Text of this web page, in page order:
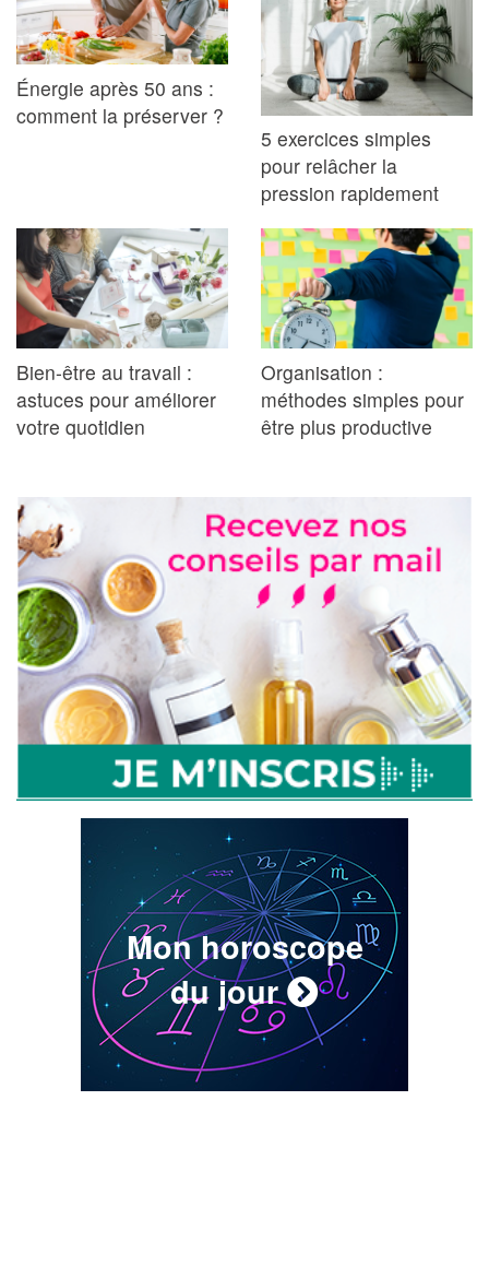
Énergie après 50 ans :
comment la préserver ?
5 exercices simples
pour relâcher la
pression rapidement
Bien-être au travail :
astuces pour améliorer
votre quotidien
Organisation :
méthodes simples pour
être plus productive
Mon horoscope
du jour